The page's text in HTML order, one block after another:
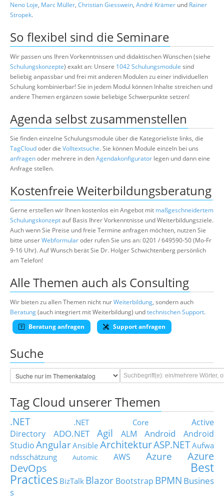
Neno Loje, Marc Müller, Christian Giesswein, André Krämer und Rainer
Stropek.
So flexibel sind die Seminare
Wir passen uns Ihren Vorkenntnissen und didaktischen Wünschen (siehe
Schulungskonzepte) exakt an: Unsere 1042 Schulungsmodule sind
beliebig anpassbar und frei mit anderen Modulen zu einer individuellen
Schulung kombinierbar! Sie in jedem Modul können Inhalte streichen und
andere Themen ergänzen sowie beliebige Schwerpunkte setzen!
Agenda selbst zusammenstellen
Sie finden einzelne Schulungsmodule über die Kategorieliste links, die
TagCloudoder die Volltextsuche. Sie können Module einzeln bei uns
anfragenoder mehrere in denAgendakonfigurator legen und dann eine
Anfrage stellen.
Kostenfreie Weiterbildungsberatung
Gerne erstellen wir Ihnen kostenlos ein Angebot mit maßgeschneidertem
Schulungskonzeptauf Basis Ihrer Vorkenntnisse und Weiterbildungsziele.
Auch wenn Sie Preise und freie Termine anfragen möchten, nutzen Sie
bitte unserWebformularoder rufen Sie uns an: 0201 / 649590-50 (Mo-Fr
9-16 Uhr). Auf Wunsch berät Sie Dr. Holger Schwichtenberg persönlich
am Telefon!
Alle Themen auch als Consulting
Wir bieten zu allen Themen nicht nurWeiterbildung, sondern auch
Beratung(auch integriert mit Weiterbildung) undtechnischen Support.
Beratung anfragen
Support anfragen
Suche
Tag Cloud unserer Themen
.NET .NET Core
Active
Directory
ADO.NET Agil ALM Android
Android
StudioAngularAnsible ArchitekturASP.NETAufwa
ndsschätzung
Automic AWS Azure
Azure
DevOps
Best
Practices BizTalk Blazor Bootstrap BPMN Busines
s